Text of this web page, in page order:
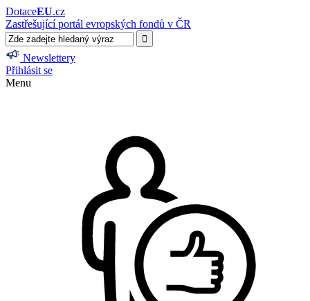
DotaceEU.cz
Zastřešující portál evropských fondů v ČR
Newslettery
Přihlásit se
Menu